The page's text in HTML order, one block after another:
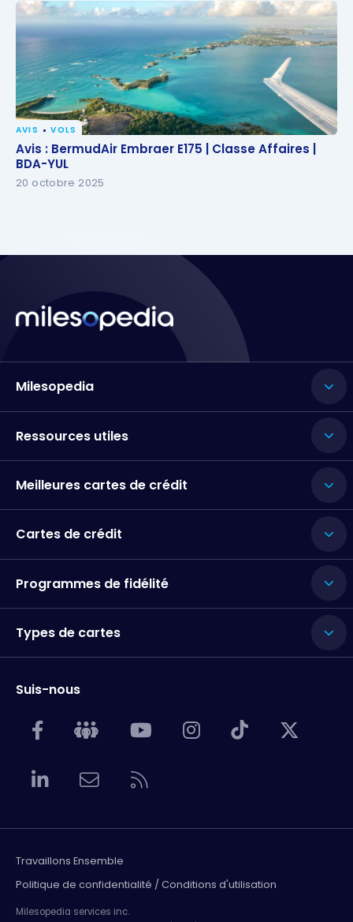
Avis : BermudAir Embraer E175 | Classe Affaires |
BDA-YUL
AVIS VOLS
Avis : BermudAir Embraer E175 | Classe Affaires |
BDA-YUL
20 octobre 2025
Milesopedia
Ressources utiles
Meilleures cartes de crédit
Cartes de crédit
Programmes de fidélité
Types de cartes
Suis-nous
Travaillons Ensemble
Politique de confidentialité / Conditions d'utilisation
Milesopedia services inc.